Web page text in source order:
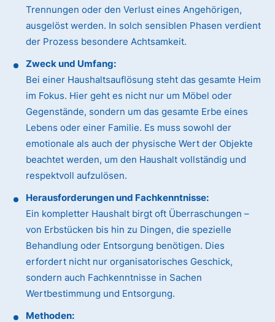
Trennungen oder den Verlust eines Angehörigen,
ausgelöst werden. In solch sensiblen Phasen verdient
der Prozess besondere Achtsamkeit.
Zweck und Umfang:
Bei einer Haushaltsauflösung steht das gesamte Heim
im Fokus. Hier geht es nicht nur um Möbel oder
Gegenstände, sondern um das gesamte Erbe eines
Lebens oder einer Familie. Es muss sowohl der
emotionale als auch der physische Wert der Objekte
beachtet werden, um den Haushalt vollständig und
respektvoll aufzulösen.
Herausforderungen und Fachkenntnisse:
Ein kompletter Haushalt birgt oft Überraschungen –
von Erbstücken bis hin zu Dingen, die spezielle
Behandlung oder Entsorgung benötigen. Dies
erfordert nicht nur organisatorisches Geschick,
sondern auch Fachkenntnisse in Sachen
Wertbestimmung und Entsorgung.
Methoden: